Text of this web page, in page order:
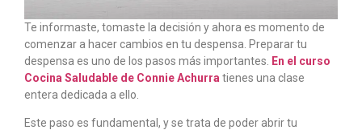
Te informaste, tomaste la decisión y ahora es momento de
comenzar a hacer cambios en tu despensa. Preparar tu
despensa es uno de los pasos más importantes. En el curso
Cocina Saludable de Connie Achurra tienes una clase
entera dedicada a ello.
Este paso es fundamental, y se trata de poder abrir tu